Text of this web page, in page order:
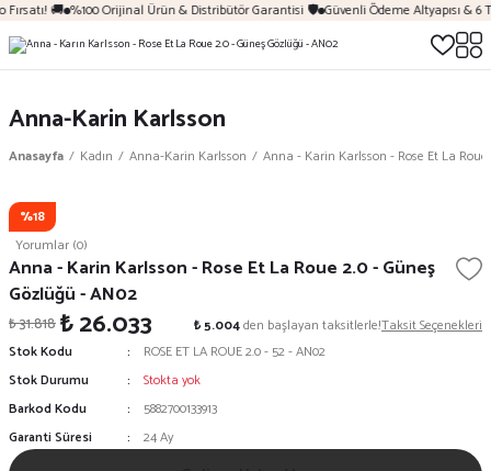
🚚 %100 Orijinal Ürün & Distribütör Garantisi 🛡️ Güvenli Ödeme Altyapısı & 6
Anna-Karin Karlsson
Anasayfa Kadın Anna-Karin Karlsson Anna - Karin Karlsson - Rose Et La
%18
Yorumlar (0)
Anna - Karin Karlsson - Rose Et La Roue 2.0 - Güneş
Gözlüğü - AN02
₺ 31.818₺ 26.033 ₺ 5.004den başlayan taksitlerle!Taksit Seçenekleri
Stok Kodu
ROSE ET LA ROUE 2.0 - 52 - AN02
Stok Durumu
Stokta yok
Barkod Kodu
5882700133913
Garanti Süresi
24 Ay